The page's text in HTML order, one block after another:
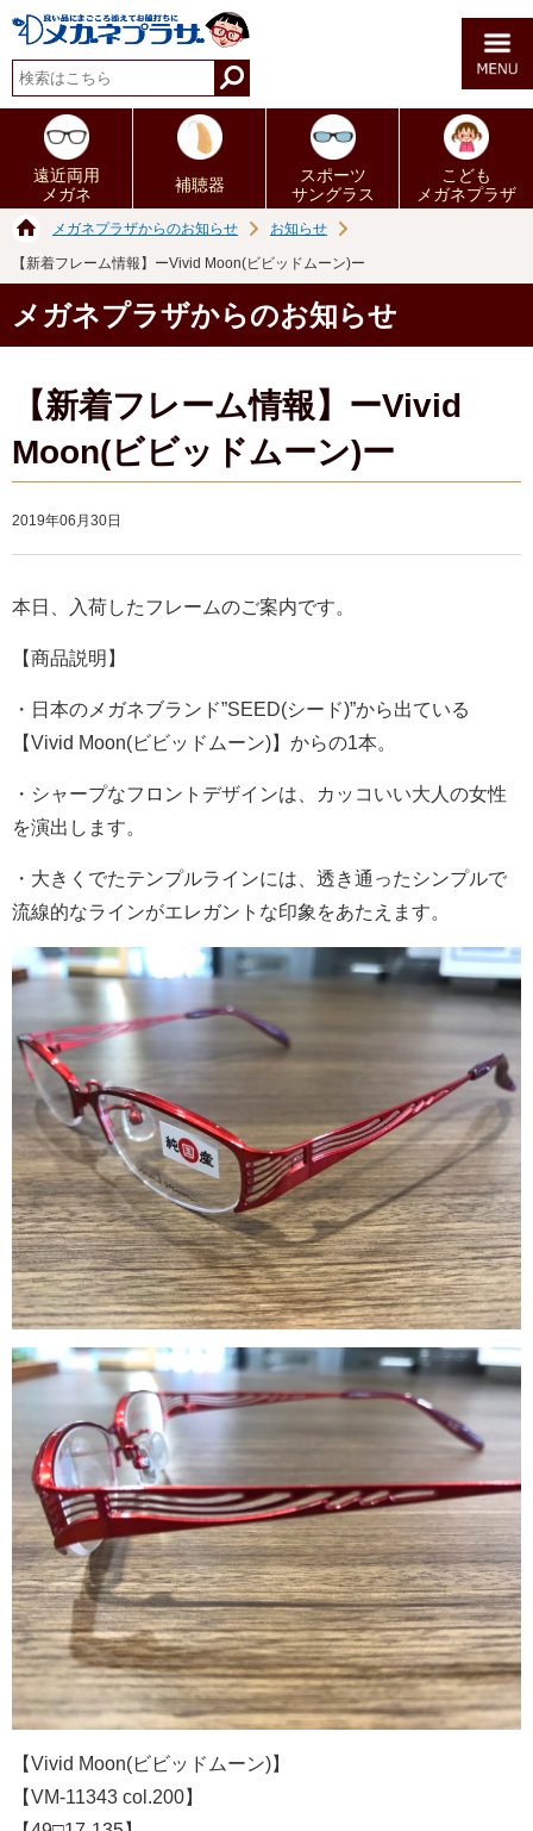
遠近両用
メガネ
補聴器
スポーツ
サングラス
こども
メガネプラザ
メガネプラザからのお知らせ お知らせ
【新着フレーム情報】ーVivid Moon(ビビッドムーン)ー
メガネプラザからのお知らせ
【新着フレーム情報】ーVivid
Moon(ビビッドムーン)ー
2019年06月30日
本日、入荷したフレームのご案内です。
【商品説明】
・日本のメガネブランド”SEED(シード)”から出ている
【Vivid Moon(ビビッドムーン)】からの1本。
・シャープなフロントデザインは、カッコいい大人の女性
を演出します。
・大きくでたテンプルラインには、透き通ったシンプルで
流線的なラインがエレガントな印象をあたえます。
【Vivid Moon(ビビッドムーン)】
【VM-11343 col.200】